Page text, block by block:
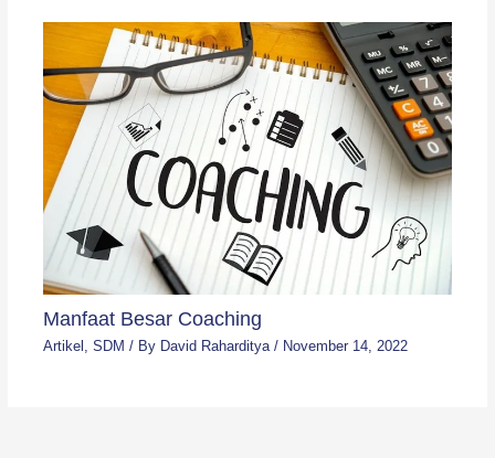
Manfaat Besar Coaching
Artikel , SDM / By David Raharditya / November 14, 2022